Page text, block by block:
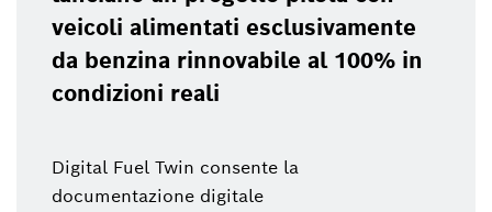
veicoli alimentati esclusivamente
da benzina rinnovabile al 100% in
condizioni reali
Digital Fuel Twin consente la
documentazione digitale